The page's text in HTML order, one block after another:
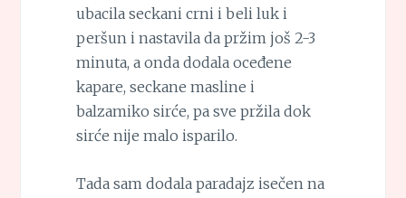
ubacila seckani crni i beli luk i
peršun i nastavila da pržim još 2-3
minuta, a onda dodala oceđene
kapare, seckane masline i
balzamiko sirće, pa sve pržila dok
sirće nije malo isparilo.
Tada sam dodala paradajz isečen na